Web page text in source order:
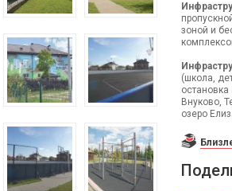
зоной и
(школа,
Внуково,
озеро